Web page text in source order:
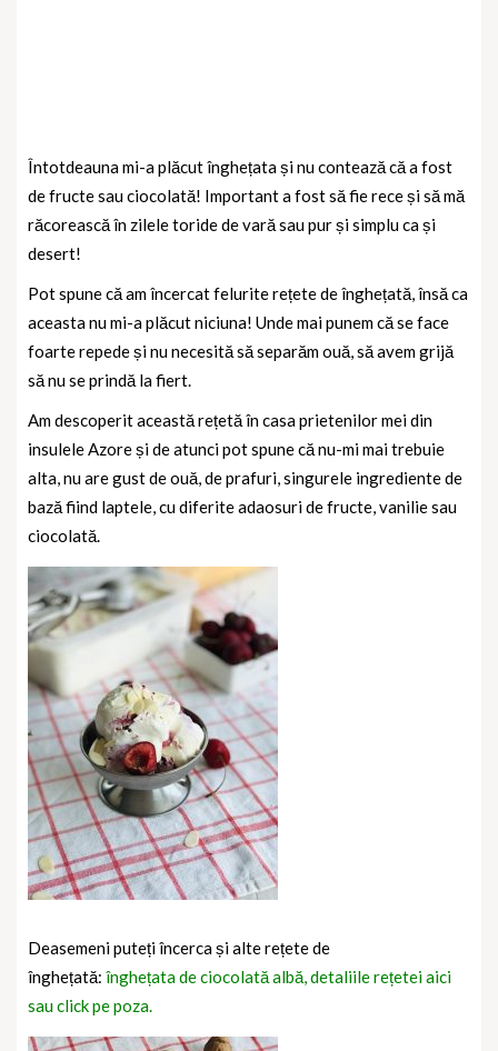
Întotdeauna mi-a plăcut înghețata și nu contează că a fost
de fructe sau ciocolată! Important a fost să fie rece și să mă
răcorească în zilele toride de vară sau pur și simplu ca și
desert!
Pot spune că am încercat felurite rețete de înghețată, însă ca
aceasta nu mi-a plăcut niciuna! Unde mai punem că se face
foarte repede și nu necesită să separăm ouă, să avem grijă
să nu se prindă la fiert.
Am descoperit această rețetă în casa prietenilor mei din
insulele Azore și de atunci pot spune că nu-mi mai trebuie
alta, nu are gust de ouă, de prafuri, singurele ingrediente de
bază fiind laptele, cu diferite adaosuri de fructe, vanilie sau
ciocolată.
Deasemeni puteți încerca și alte rețete de
înghețată: înghețata de ciocolată albă, detaliile rețetei aici
sau click pe poza.